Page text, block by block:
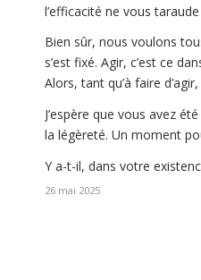
l’efficacité ne vous
Bien sûr, nous voulons
s’est fixé. Agir, c’est ce
Alors, tant qu’à faire
J’espère que vous avez
la légèreté. Un moment
Y a-t-il, dans votre
26 mai 2025